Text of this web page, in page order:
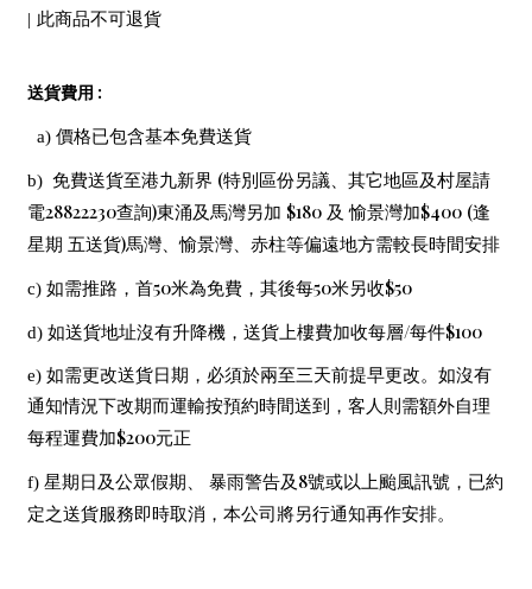
| 此商品不可退貨
送貨費用 :
a) 價格已包含基本免費送貨
b) 免費送貨至港九新界 (特別區份另議、其它地區及村屋請
電28822230查詢)東涌及馬灣另加 $180 及 愉景灣加$400 (逢
星期 五送貨)馬灣、愉景灣、赤柱等偏遠地方需較長時間安排
c) 如需推路，首50米為免費，其後每50米另收$50
d) 如送貨地址沒有升降機，送貨上樓費加收每層/每件$100
e) 如需更改送貨日期，必須於兩至三天前提早更改。如沒有
通知情況下改期而運輸按預約時間送到，客人則需額外自理
每程運費加$200元正
f) 星期日及公眾假期、 暴雨警告及 8號或以上颱風訊號，已約
定之送貨服務即時取消，本公司將另行通知再作安排。